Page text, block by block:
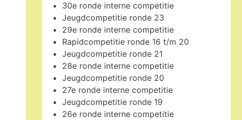
30e ronde interne competitie
Jeugdcompetitie ronde 23
29e ronde interne competitie
Rapidcompetitie ronde 16 t/m 20
Jeugdcompetitie ronde 21
28e ronde interne competitie
Jeugdcompetitie ronde 20
27e ronde interne competitie
Jeugdcompetitie ronde 19
26e ronde interne competitie